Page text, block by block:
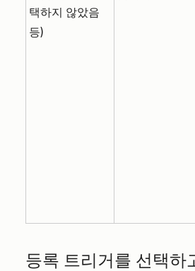
택하지 않았음
등)
등록 트리거를 선택하